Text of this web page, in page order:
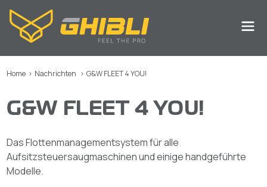
Home > Nachrichten > G&W FLEET 4 YOU!
G&W FLEET 4 YOU!
Das Flottenmanagementsystem für alle
Aufsitzsteuersaugmaschinen und einige handgeführte
Modelle.